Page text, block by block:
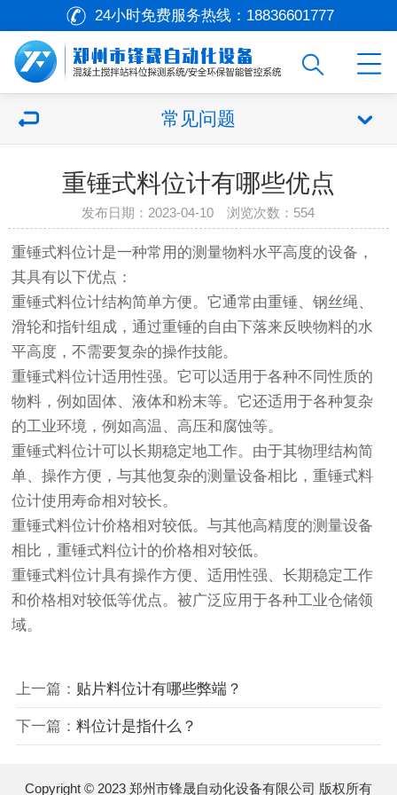
24小时免费服务热线： 18836601777
常见问题
重锤式料位计有哪些优点
发布日期：2023-04-10 浏览次数：554
重锤式料位计是一种常用的测量物料水平高度的设备，
其具有以下优点：
重锤式料位计结构简单方便。它通常由重锤、钢丝绳、
滑轮和指针组成，通过重锤的自由下落来反映物料的水
平高度，不需要复杂的操作技能。
重锤式料位计适用性强。它可以适用于各种不同性质的
物料，例如固体、液体和粉末等。它还适用于各种复杂
的工业环境，例如高温、高压和腐蚀等。
重锤式料位计可以长期稳定地工作。由于其物理结构简
单、操作方便，与其他复杂的测量设备相比，重锤式料
位计使用寿命相对较长。
重锤式料位计价格相对较低。与其他高精度的测量设备
相比，重锤式料位计的价格相对较低。
重锤式料位计具有操作方便、适用性强、长期稳定工作
和价格相对较低等优点。被广泛应用于各种工业仓储领
域。
上一篇： 贴片料位计有哪些弊端？
下一篇： 料位计是指什么？
Copyright © 2023 郑州市锋晟自动化设备有限公司 版权所有